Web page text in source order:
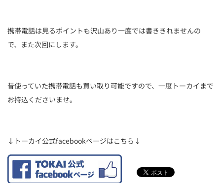
携帯電話は見るポイントも沢山あり一度では書ききれませんの
で、また次回にします。
昔使っていた携帯電話も買い取り可能ですので、一度トーカイまで
お持込くださいませ。
↓トーカイ公式facebookページはこちら↓